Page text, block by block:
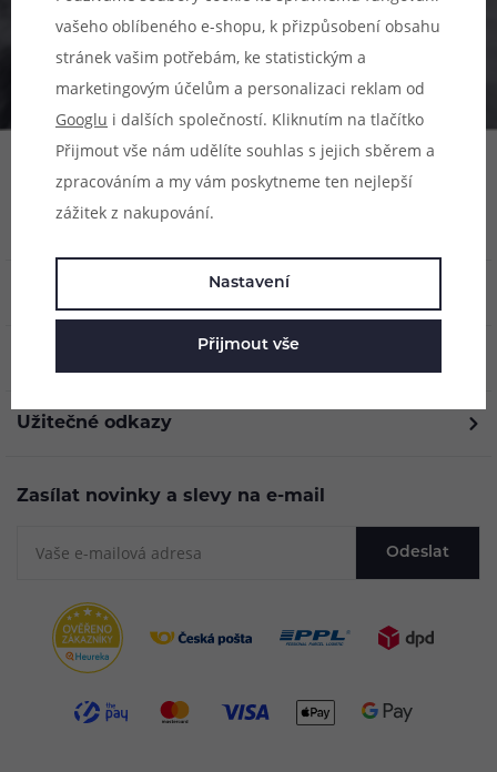
Užitečné odkazy
Zasílat novinky a slevy na e-mail
Odeslat
vašeho oblíbeného e-shopu, k přizpůsobení obsahu
stránek vašim potřebám, ke statistickým a
marketingovým účelům a personalizaci reklam od
Googlu i dalších společností. Kliknutím na tlačítko
Přijmout vše nám udělíte souhlas s jejich sběrem a
zpracováním a my vám poskytneme ten nejlepší
zážitek z nakupování.
Nastavení
Přijmout vše